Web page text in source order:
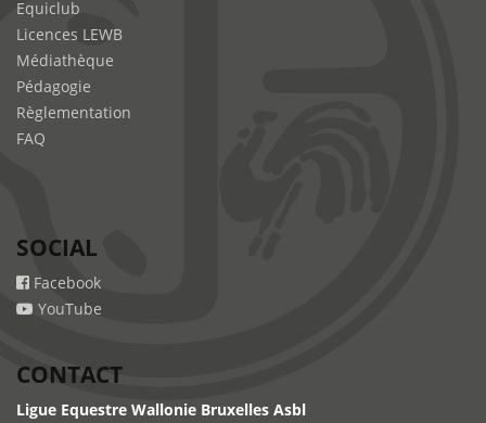
Equiclub
Licences LEWB
Médiathèque
Pédagogie
Règlementation
FAQ
SOCIAL
Facebook
YouTube
CONTACT
Ligue Equestre Wallonie Bruxelles Asbl